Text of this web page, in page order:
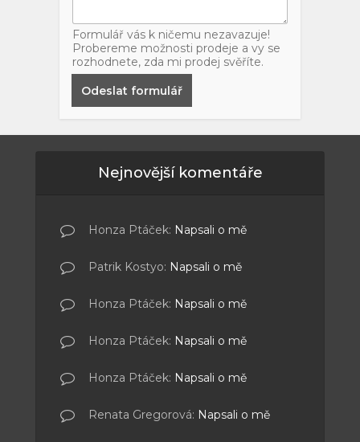
Formulář vás k ničemu nezavazuje!
Probereme možnosti prodeje a vy se
rozhodnete, zda mi prodej svěříte.
Odeslat formulář
Nejnovější komentáře
Honza Ptáček: Napsali o mě
Patrik Kostyo: Napsali o mě
Honza Ptáček: Napsali o mě
Honza Ptáček: Napsali o mě
Honza Ptáček: Napsali o mě
Renata Gregorová: Napsali o mě